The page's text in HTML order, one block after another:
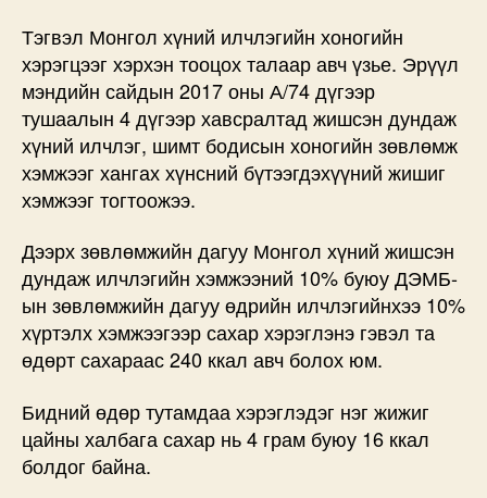
Тэгвэл Монгол хүний илчлэгийн хоногийн
хэрэгцээг хэрхэн тооцох талаар авч үзье. Эрүүл
мэндийн сайдын 2017 оны А/74 дүгээр
тушаалын 4 дүгээр хавсралтад жишсэн дундаж
хүний илчлэг, шимт бодисын хоногийн зөвлөмж
хэмжээг хангах хүнсний бүтээгдэхүүний жишиг
хэмжээг тогтоожээ.
Дээрх зөвлөмжийн дагуу Монгол хүний жишсэн
дундаж илчлэгийн хэмжээний 10% буюу ДЭМБ-
ын зөвлөмжийн дагуу өдрийн илчлэгийнхээ 10%
хүртэлх хэмжээгээр сахар хэрэглэнэ гэвэл та
өдөрт сахараас 240 ккал авч болох юм.
Бидний өдөр тутамдаа хэрэглэдэг нэг жижиг
цайны халбага сахар нь 4 грам буюу 16 ккал
болдог байна.